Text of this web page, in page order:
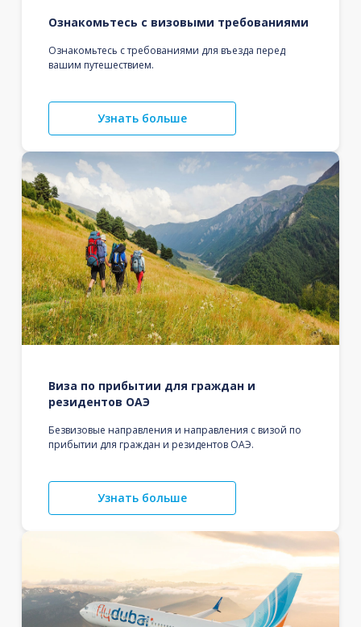
Ознакомьтесь с визовыми требованиями
Ознакомьтесь с требованиями для въезда перед
вашим путешествием.
Узнать больше
Виза по прибытии для граждан и
резидентов ОАЭ
Безвизовые направления и направления с визой по
прибытии для граждан и резидентов ОАЭ.
Узнать больше